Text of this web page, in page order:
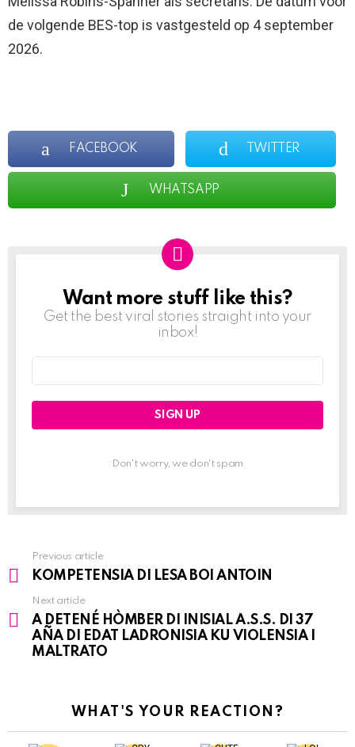
de volgende BES-top is vastgesteld op 4 september
2026.
FACEBOOK TWITTER
WHATSAPP
NEWSLETTER
Want more stuff like this?
Get the best viral stories straight into your
inbox!
Don't worry, we don't spam
See
more
Previous article
KOMPETENSIA DI LESA BOI ANTOIN
Next article
A DETENÉ HÒMBER DI INISIAL A.S.S. DI 37
AÑA DI EDAT LADRONISIA KU VIOLENSIA I
MALTRATO
WHAT'S YOUR REACTION?